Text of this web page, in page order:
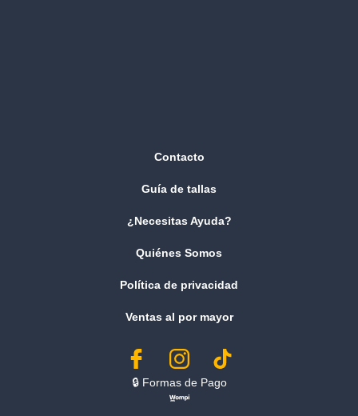
Contacto
Guía de tallas
¿Necesitas Ayuda?
Quiénes Somos
Política de privacidad
Ventas al por mayor
🔒︎ Formas de Pago